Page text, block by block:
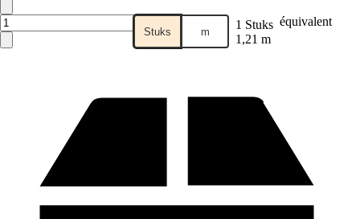
Stuks m 1 Stuks équivalent
1,21 m